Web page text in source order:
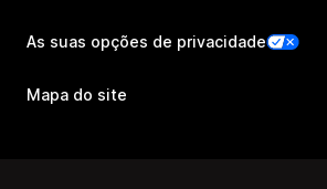
As suas opções de privacidade
Mapa do site